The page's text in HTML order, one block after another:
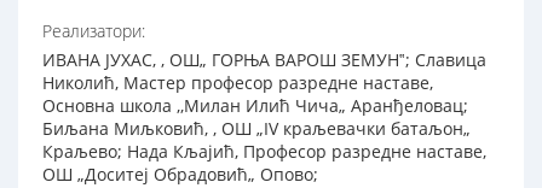
Реализатори:
ИВАНА ЈУХАС, , ОШ„ ГОРЊА ВАРОШ ЗЕМУН‟; Славица
Николић, Мастер професор разредне наставе,
Основна школа ,,Милан Илић Чича„ Аранђеловац;
Биљана Миљковић, , ОШ „IV краљевачки батаљон„
Краљево; Нада Кљајић, Професор разредне наставе,
ОШ „Доситеј Обрадовић„ Опово;